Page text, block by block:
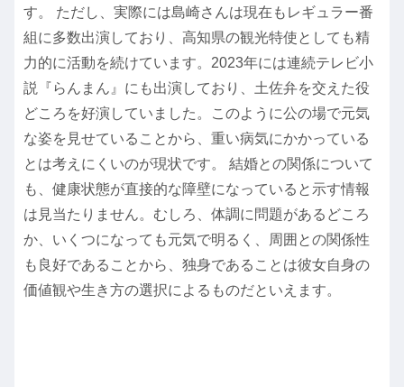
す。 ただし、実際には島崎さんは現在もレギュラー番
組に多数出演しており、高知県の観光特使としても精
力的に活動を続けています。2023年には連続テレビ小
説『らんまん』にも出演しており、土佐弁を交えた役
どころを好演していました。このように公の場で元気
な姿を見せていることから、重い病気にかかっている
とは考えにくいのが現状です。 結婚との関係について
も、健康状態が直接的な障壁になっていると示す情報
は見当たりません。むしろ、体調に問題があるどころ
か、いくつになっても元気で明るく、周囲との関係性
も良好であることから、独身であることは彼女自身の
価値観や生き方の選択によるものだといえます。